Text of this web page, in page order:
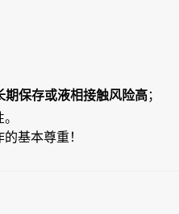
期保存或液相接触风险高；
基本尊重！